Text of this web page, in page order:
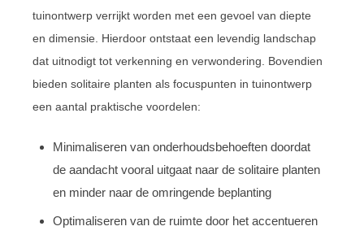
tuinontwerp verrijkt worden met een gevoel van diepte
en dimensie. Hierdoor ontstaat een levendig landschap
dat uitnodigt tot verkenning en verwondering. Bovendien
bieden solitaire planten als focuspunten in tuinontwerp
een aantal praktische voordelen:
Minimaliseren van onderhoudsbehoeften doordat
de aandacht vooral uitgaat naar de solitaire planten
en minder naar de omringende beplanting
Optimaliseren van de ruimte door het accentueren